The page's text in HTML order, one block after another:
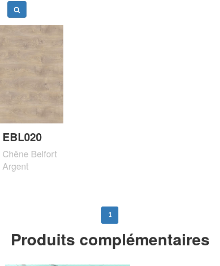
EBL020
Chêne Belfort
Argent
1
Produits complémentaires